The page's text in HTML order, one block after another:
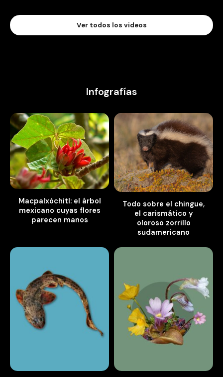
Ver todos los videos
Infografías
Macpalxóchitl: el árbol
mexicano cuyas flores
parecen manos
Todo sobre el chingue,
el carismático y
oloroso zorrillo
sudamericano